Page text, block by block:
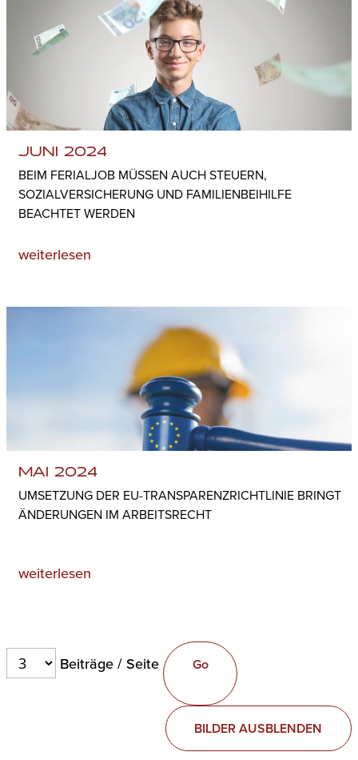
JUNI 2024
BEIM FERIALJOB MÜSSEN AUCH STEUERN,
SOZIALVERSICHERUNG UND FAMILIENBEIHILFE
BEACHTET WERDEN
weiterlesen
MAI 2024
UMSETZUNG DER EU-TRANSPARENZRICHTLINIE BRINGT
ÄNDERUNGEN IM ARBEITSRECHT
weiterlesen
Beiträge / Seite
BILDER AUSBLENDEN